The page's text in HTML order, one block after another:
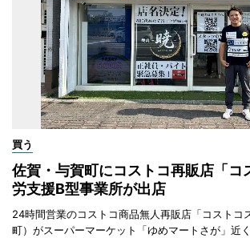
買う
佐賀・与賀町にコストコ再販店「
労支援B型事業所が出店
24時間営業のコストコ商品無人再販店「コストコ
町）がスーパーマーケット「ゆめマートさが」近